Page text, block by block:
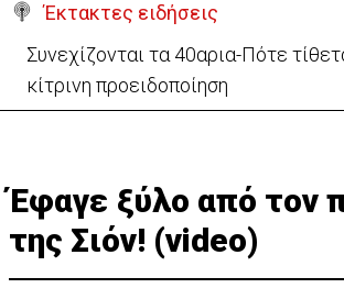
Έκτακτες ειδήσεις
Ακρωτήρι: Πορεία διαμαρτυρίας
νέων κεραίων από Βρετανικές
Έφαγε ξύλο από τον
της Σιόν! (video)